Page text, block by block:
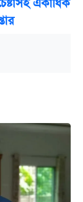
একাধিক